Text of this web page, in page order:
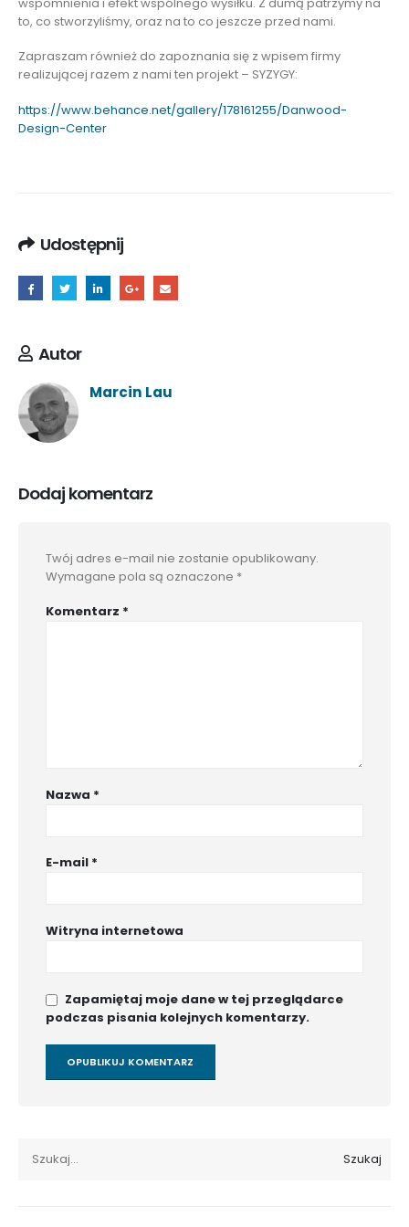
to, co stworzyliśmy, oraz na to co jeszcze przed nami.
Zapraszam również do zapoznania się z wpisem firmy
realizującej razem z nami ten projekt – SYZYGY:
https://www.behance.net/gallery/178161255/Danwood-
Design-Center
Udostępnij
Autor
Marcin Lau
Dodaj komentarz
Twój adres e-mail nie zostanie opublikowany.
Wymagane pola są oznaczone *
Komentarz *
Nazwa *
E-mail *
Witryna internetowa
Zapamiętaj moje dane w tej przeglądarce
podczas pisania kolejnych komentarzy.
Szukaj